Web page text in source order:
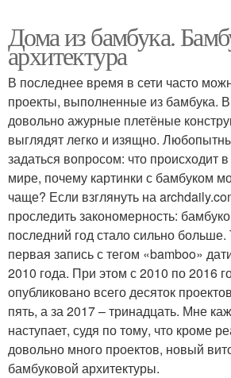
Дома из бамбука.
архитектура
В последнее время в сети часто
проекты, выполненные из бамбука.
довольно ажурные плетёные
выглядят легко и изящно.
задаться вопросом: что происходит
мире, почему картинки с бамбуком
чаще? Если взглянуть на
проследить закономерность:
последний год стало сильно
первая запись с тегом «bamboo»
2010 года. При этом с 2010 по 2016
опубликовано всего десяток
пять, а за 2017 – тринадцать. Мне
наступает, судя по тому, что кроме
довольно много проектов, новый
бамбуковой архитектуры.